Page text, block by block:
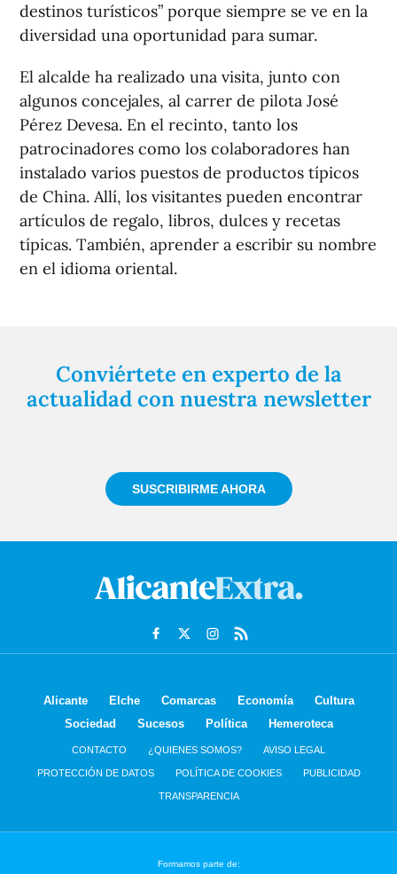
destinos turísticos” porque siempre se ve en la
diversidad una oportunidad para sumar.
El alcalde ha realizado una visita, junto con
algunos concejales, al carrer de pilota José
Pérez Devesa. En el recinto, tanto los
patrocinadores como los colaboradores han
instalado varios puestos de productos típicos
de China. Allí, los visitantes pueden encontrar
artículos de regalo, libros, dulces y recetas
típicas. También, aprender a escribir su nombre
en el idioma oriental.
Conviértete en experto de la
actualidad con nuestra newsletter
SUSCRIBIRME AHORA
Alicante Elche Comarcas Economía
Cultura
Sociedad
Sucesos Política Hemeroteca
CONTACTO ¿QUIENES SOMOS? AVISO LEGAL
PROTECCIÓN DE DATOS POLÍTICA DE COOKIES PUBLICIDAD
TRANSPARENCIA
Formamos parte de: